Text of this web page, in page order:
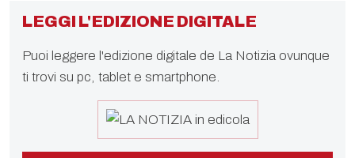
LEGGI L'EDIZIONE DIGITALE
Puoi leggere l'edizione digitale de La Notizia ovunque
ti trovi su pc, tablet e smartphone.